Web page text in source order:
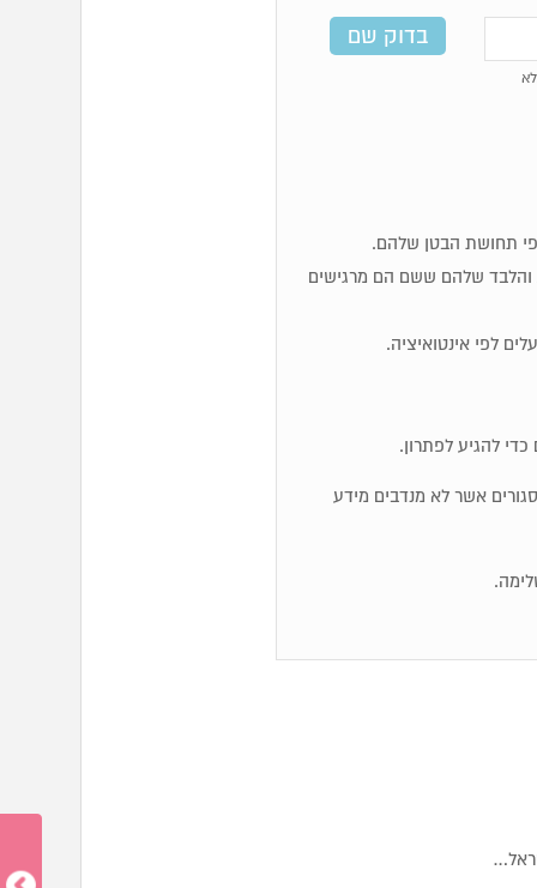
והלבד שלהם ששם הם מרגישים
להגיע לפתרון.
סגורים אשר לא מנדבים מידע